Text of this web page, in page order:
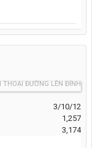
ĐƯỜNG LÊN ĐỈNH THẾ
3/10/12
1,257
3,174